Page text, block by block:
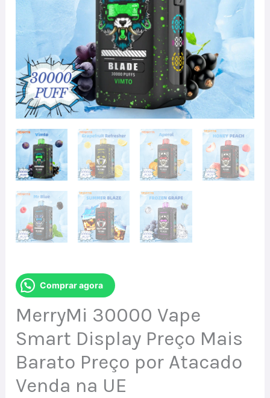
Comprar agora
MerryMi 30000 Vape
Smart Display Preço Mais
Barato Preço por Atacado
Venda na UE